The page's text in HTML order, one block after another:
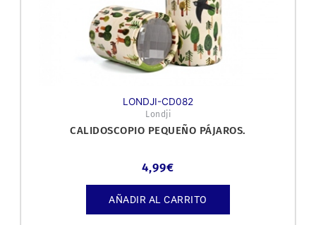
LONDJI-CD082
Londji
CALIDOSCOPIO PEQUEÑO PÁJAROS.
4,99€
AÑADIR AL CARRITO